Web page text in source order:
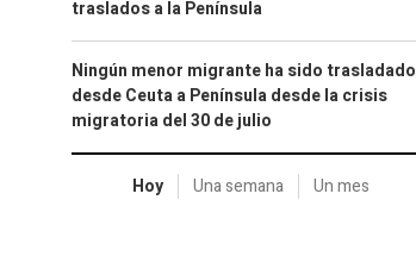
traslados a la Península
Ningún menor migrante ha sido trasladado
desde Ceuta a Península desde la crisis
migratoria del 30 de julio
Hoy Una semana Un mes